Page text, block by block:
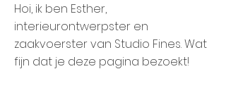
Hoi, ik ben Esther,
interieurontwerpster en
zaakvoerster van Studio Fines. Wat
fijn dat je deze pagina bezoekt!